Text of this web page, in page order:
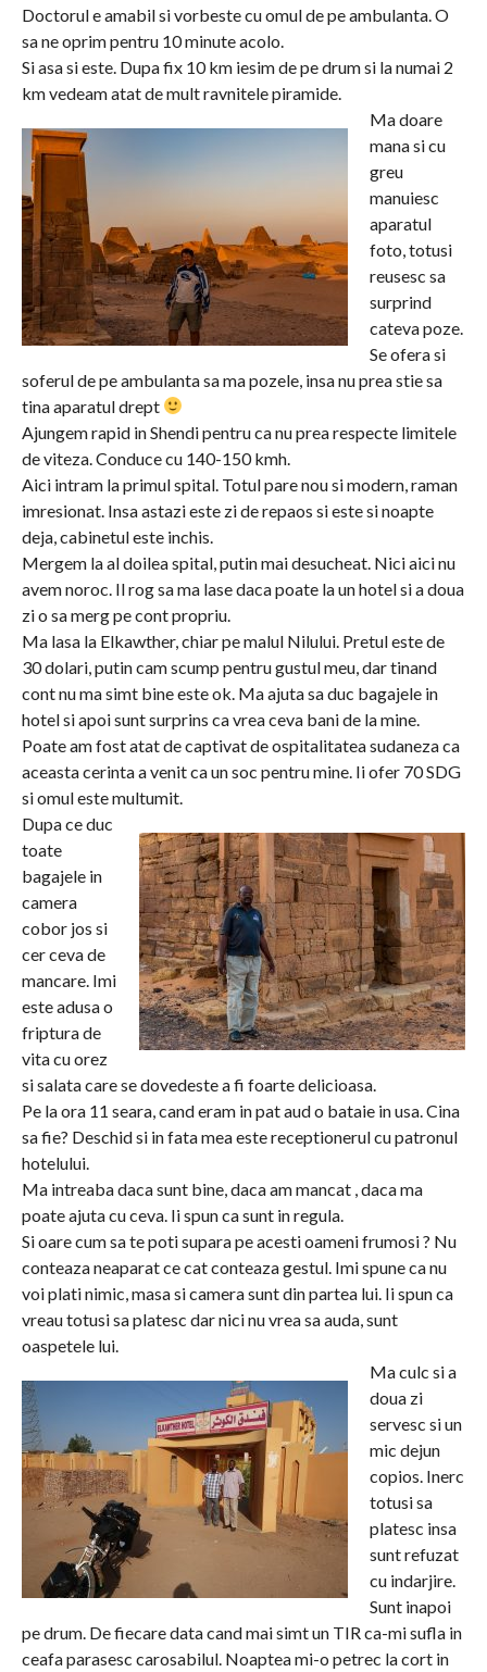
Doctorul e amabil si vorbeste cu omul de pe ambulanta. O
sa ne oprim pentru 10 minute acolo.
Si asa si este. Dupa fix 10 km iesim de pe drum si la numai 2
km vedeam atat de mult ravnitele piramide.
Ma doare
mana si cu
greu
manuiesc
aparatul
foto, totusi
reusesc sa
surprind
cateva poze.
Se ofera si
soferul de pe ambulanta sa ma pozele, insa nu prea stie sa
tina aparatul drept
Ajungem rapid in Shendi pentru ca nu prea respecte limitele
de viteza. Conduce cu 140-150 kmh.
Aici intram la primul spital. Totul pare nou si modern, raman
imresionat. Insa astazi este zi de repaos si este si noapte
deja, cabinetul este inchis.
Mergem la al doilea spital, putin mai desucheat. Nici aici nu
avem noroc. Il rog sa ma lase daca poate la un hotel si a doua
zi o sa merg pe cont propriu.
Ma lasa la Elkawther, chiar pe malul Nilului. Pretul este de
30 dolari, putin cam scump pentru gustul meu, dar tinand
cont nu ma simt bine este ok. Ma ajuta sa duc bagajele in
hotel si apoi sunt surprins ca vrea ceva bani de la mine.
Poate am fost atat de captivat de ospitalitatea sudaneza ca
aceasta cerinta a venit ca un soc pentru mine. Ii ofer 70 SDG
si omul este multumit.
Dupa ce duc
toate
bagajele in
camera
cobor jos si
cer ceva de
mancare. Imi
este adusa o
friptura de
vita cu orez
si salata care se dovedeste a fi foarte delicioasa.
Pe la ora 11 seara, cand eram in pat aud o bataie in usa. Cina
sa fie? Deschid si in fata mea este receptionerul cu patronul
hotelului.
Ma intreaba daca sunt bine, daca am mancat , daca ma
poate ajuta cu ceva. Ii spun ca sunt in regula.
Si oare cum sa te poti supara pe acesti oameni frumosi ? Nu
conteaza neaparat ce cat conteaza gestul. Imi spune ca nu
voi plati nimic, masa si camera sunt din partea lui. Ii spun ca
vreau totusi sa platesc dar nici nu vrea sa auda, sunt
oaspetele lui.
Ma culc si a
doua zi
servesc si un
mic dejun
copios. Inerc
totusi sa
platesc insa
sunt refuzat
cu indarjire.
Sunt inapoi
pe drum. De fiecare data cand mai simt un TIR ca-mi sufla in
ceafa parasesc carosabilul. Noaptea mi-o petrec la cort in